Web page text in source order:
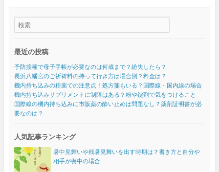
最近の投稿
予防接種で母子手帳が必要なのは何歳まで？紛失したら？
長浜八幡宮のご祈祷料の持って行き方は場合別？料金は？
機内持ち込みの粉薬での注意点！処方箋もいる？国際線・国内線の場合
機内持ち込みサプリメントに制限はある？粉や錠剤で気をつけること
国際線の機内持ち込みに市販薬の酔い止めは問題なし？薬剤証明書が必
要なのは？
人気記事ランキング
暑中見舞いや残暑見舞いを出す時期は？書き方と自分や
相手が喪中の場合